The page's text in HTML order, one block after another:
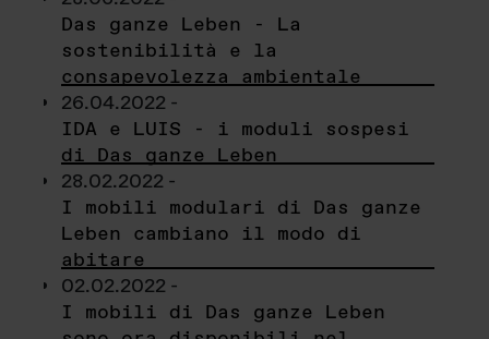
Das ganze Leben - La
sostenibilità e la
consapevolezza ambientale
26.04.2022 -
IDA e LUIS - i moduli sospesi
di Das ganze Leben
28.02.2022 -
I mobili modulari di Das ganze
Leben cambiano il modo di
abitare
02.02.2022 -
I mobili di Das ganze Leben